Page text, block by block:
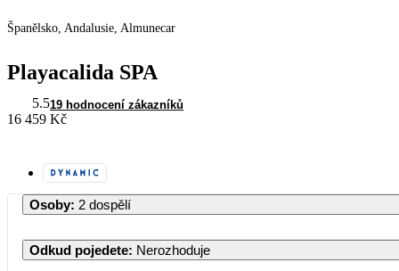
Španělsko, Andalusie, Almunecar
Playacalida SPA
5.519 hodnocení zákazníků
16 459 Kč
Osoby: 2 dospělí
Odkud pojedete: Nerozhoduje